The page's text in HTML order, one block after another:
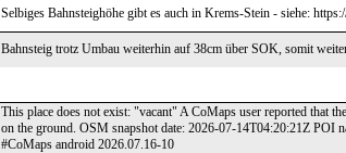
Selbiges Bahnsteighöhe gibt es auch in Krems-Stein - siehe:
Bahnsteig trotz Umbau weiterhin auf 38cm über SOK, somit
This place does not exist: "vacant" A CoMaps user reported that
on the ground. OSM snapshot date: 2026-07-14T04:20:21Z POI
#CoMaps android 2026.07.16-10